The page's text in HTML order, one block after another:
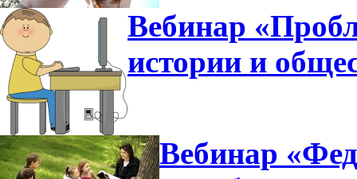
Вебинар
истории и
Вебинар